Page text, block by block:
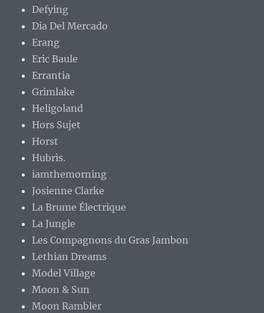
Defying
Dia Del Mercado
Erang
Eric Baule
Errantia
Grimlake
Heligoland
Hors Sujet
Horst
Hubris.
iamthemorning
Josienne Clarke
La Brume Électrique
La Jungle
Les Compagnons du Gras Jambon
Lethian Dreams
Model Village
Moon & Sun
Moon Rambler